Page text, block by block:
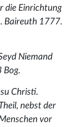
die Einrichtung
Baireuth 1777.
Niemand
Bog.
Christi.
nebst der
vor